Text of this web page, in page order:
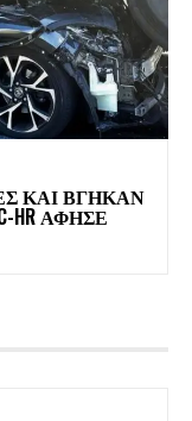
ΚΑΙ ΒΓΗΚΑΝ
HR ΑΦΗΣΕ